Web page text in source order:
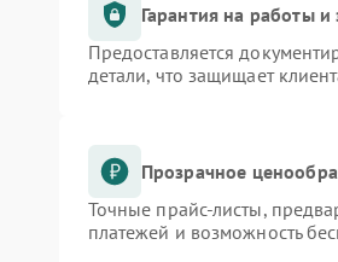
Гарантия на работы и
Предоставляется
детали, что защищает
Прозрачное
Точные прайс-листы,
платежей и возможность